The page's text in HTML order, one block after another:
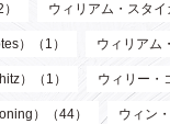
ウィリアム・スタイ
）（1） ウィリアム
）（1） ウィリー・
）（44） ウィン